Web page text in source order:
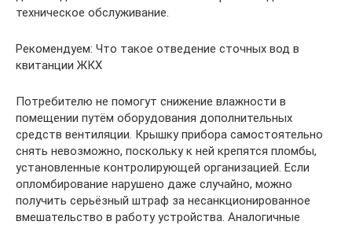
техническое обслуживание.
Рекомендуем: Что такое отведение сточных вод в
квитанции ЖКХ
Потребителю не помогут снижение влажности в
помещении путём оборудования дополнительных
средств вентиляции. Крышку прибора самостоятельно
снять невозможно, поскольку к ней крепятся пломбы,
установленные контролирующей организацией. Если
опломбирование нарушено даже случайно, можно
получить серьёзный штраф за несанкционированное
вмешательство в работу устройства. Аналогичные